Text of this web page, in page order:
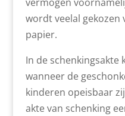
vermogen
wordt veelal gekozen
papier.
In de schenkingsakte
wanneer de
kinderen opeisbaar
akte van schenking